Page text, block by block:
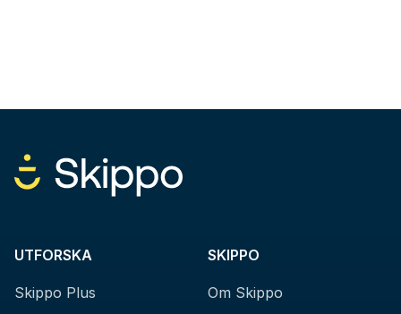
UTFORSKA
Skippo Plus
SKIPPO
Om Skippo